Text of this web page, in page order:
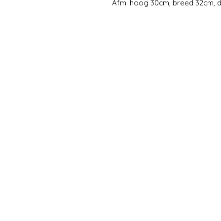
Afm. hoog 30cm, breed 32cm,